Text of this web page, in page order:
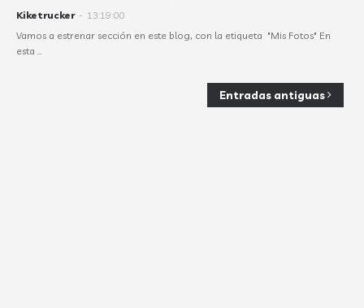
Kiketrucker - 13:19:00
Vamos a estrenar sección en este blog, con la etiqueta "Mis Fotos" En
esta …
Entradas antiguas